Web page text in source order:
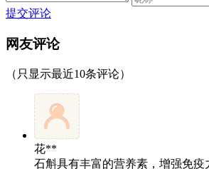
提交评论
网友评论
（只显示最近10条评论）
花**
石斛具有丰富的营养素，增强免疫